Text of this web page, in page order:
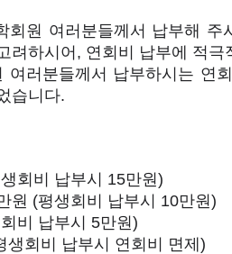
회원 여러분들께서 납부해 주
려하시어, 연회비 납부에 적
여러분들께서 납부하시는 연
습니다.
회비 납부시 15만원)
원 (평생회비 납부시 10만원)
비 납부시 5만원)
생회비 납부시 연회비 면제)